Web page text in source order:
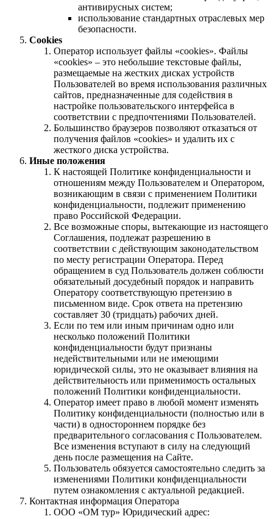
антивирусных систем;
использование стандартных отраслевых мер
безопасности.
Cookies
Оператор использует файлы «cookies». Файлы
«cookies» – это небольшие текстовые файлы,
размещаемые на жестких дисках устройств
Пользователей во время использования различных
сайтов, предназначенные для содействия в
настройке пользовательского интерфейса в
соответствии с предпочтениями Пользователей.
Большинство браузеров позволяют отказаться от
получения файлов «cookies» и удалить их с
жесткого диска устройства.
Иные положения
К настоящей Политике конфиденциальности и
отношениям между Пользователем и Оператором,
возникающим в связи с применением Политики
конфиденциальности, подлежит применению
право Российской Федерации.
Все возможные споры, вытекающие из настоящего
Соглашения, подлежат разрешению в
соответствии с действующим законодательством
по месту регистрации Оператора. Перед
обращением в суд Пользователь должен соблюсти
обязательный досудебный порядок и направить
Оператору соответствующую претензию в
письменном виде. Срок ответа на претензию
составляет 30 (тридцать) рабочих дней.
Если по тем или иным причинам одно или
несколько положений Политики
конфиденциальности будут признаны
недействительными или не имеющими
юридической силы, это не оказывает влияния на
действительность или применимость остальных
положений Политики конфиденциальности.
Оператор имеет право в любой момент изменять
Политику конфиденциальности (полностью или в
части) в одностороннем порядке без
предварительного согласования с Пользователем.
Все изменения вступают в силу на следующий
день после размещения на Сайте.
Пользователь обязуется самостоятельно следить за
изменениями Политики конфиденциальности
путем ознакомления с актуальной редакцией.
Контактная информация Оператора
ООО «ОМ тур» Юридический адрес: